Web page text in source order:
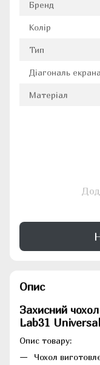
Бренд
Колір
Тип
Діагональ
Матеріал
Опис
Захисний
Lab31
Опис товару:
Чохол